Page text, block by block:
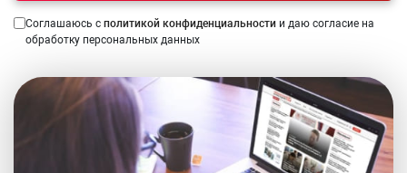
Соглашаюсь с политикой конфиденциальности и даю согласие на
обработку персональных данных